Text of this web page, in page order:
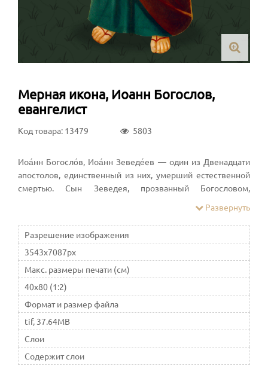
Мерная икона, Иоанн Богослов,
евангелист
Код товара: 13479 5803
Иоа́нн Богосло́в, Иоа́нн Зеведе́ев — один из Двенадцати
апостолов, единственный из них, умерший естественной
смертью. Сын Зеведея, прозванный Богословом,
вместе с братом прозван Иисусом «Сыном грома»
Развернуть
Разрешение изображения
3543x7087px
Макс. размеры печати (см)
40x80 (1:2)
Формат и размер файла
tif, 37.64MB
Слои
Содержит слои